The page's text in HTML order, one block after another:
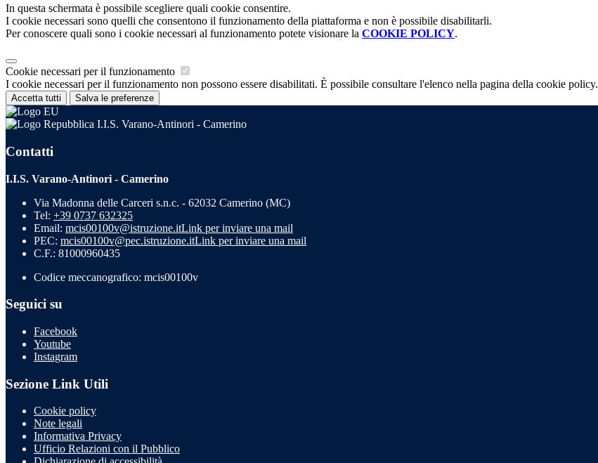
In questa schermata è possibile scegliere quali cookie consentire.
I cookie necessari sono quelli che consentono il funzionamento della piattaforma e non è possibile disabilitarli.
Per conoscere quali sono i cookie necessari al funzionamento potete visionare la COOKIE POLICY.
Cookie necessari per il funzionamento
I cookie necessari per il funzionamento non possono essere disabilitati. È possibile consultare l'elenco nella pagina della cookie policy.
Accetta tutti Salva le preferenze
I.I.S. Varano-Antinori - Camerino
Contatti
I.I.S. Varano-Antinori - Camerino
Via Madonna delle Carceri s.n.c. - 62032 Camerino (MC)
Tel: +39 0737 632325
Email: mcis00100v@istruzione.itLink per inviare una mail
PEC: mcis00100v@pec.istruzione.itLink per inviare una mail
C.F.: 81000960435
Codice meccanografico: mcis00100v
Seguici su
Facebook
Youtube
Instagram
Sezione Link Utili
Cookie policy
Note legali
Informativa Privacy
Ufficio Relazioni con il Pubblico